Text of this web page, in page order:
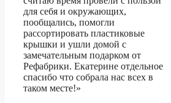
для себя и окружающих,
пообщались, помогли
рассортировать пластиковые
крышки и ушли домой с
замечательным подарком от
Рефабрики. Екатерине отдельное
спасибо что собрала нас всех в
таком месте!»